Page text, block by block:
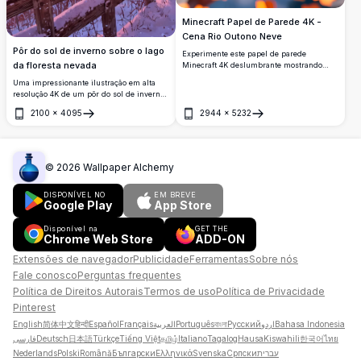
Pôr do sol de inverno sobre o lago
da floresta nevada
Uma impressionante ilustração em alta
resolução 4K de um pôr do sol de inverno
sobre um lago em uma floresta nevada. O
céu brilha com tons vibrantes de rosa e
emolduram a paisagem serena, com
bagas vermelhas adicionando um toque
de cor. Perfeito para amantes da natureza
e entusiastas da arte que buscam uma
cena invernal tranquila e de alta
qualidade.
2100 × 4095
Abrir
Minecraft Papel de Parede 4K -
Cena Rio Outono Neve
Experimente este papel de parede
Minecraft 4K deslumbrante mostrando
cria uma cena mágica de transição
sazonal com folhas caídas espalhadas
2944 × 5232
Abrir
© 2026 Wallpaper Alchemy
DISPONÍVEL NO
Google Play
EM BREVE
App Store
Disponível na
Chrome Web Store
GET THE
ADD-ON
Extensões de navegadorPublicidadeFerramentasSobre nós
Fale conoscoPerguntas frequentes
Política de Direitos AutoraisTermos de usoPolítica de Privacidade
Pinterest
English简体中文हिन्दीEspañol Françaisالعربية PortuguêsবাংলাРусскийاردو Bahasa Indonesia
فارسی Deutsch 日本語TürkçeTiếng Việtதமிழ் ItalianoTagalog Hausa Kiswahili한국어ไทย
NederlandsPolski Română Български ΕλληνικάSvenskaСрпскиעברית